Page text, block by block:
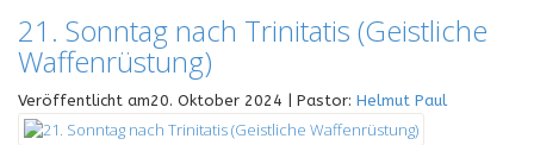
21. Sonntag nach Trinitatis (Geistliche
Waffenrüstung)
Veröffentlicht am20. Oktober 2024 | Pastor: Helmut Paul